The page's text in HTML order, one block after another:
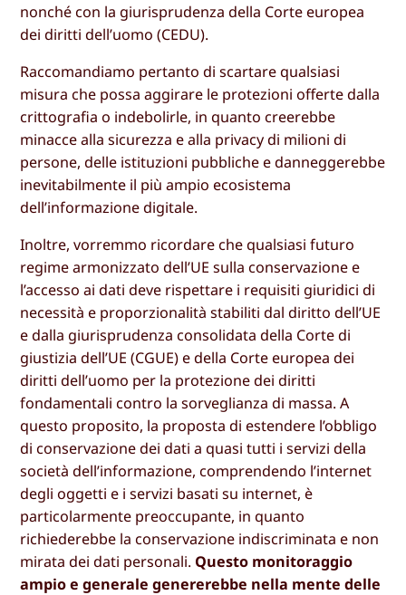
nonché con la giurisprudenza della Corte europea
dei diritti dell’uomo (CEDU).
Raccomandiamo pertanto di scartare qualsiasi
misura che possa aggirare le protezioni offerte dalla
crittografia o indebolirle, in quanto creerebbe
minacce alla sicurezza e alla privacy di milioni di
persone, delle istituzioni pubbliche e danneggerebbe
inevitabilmente il più ampio ecosistema
dell’informazione digitale.
Inoltre, vorremmo ricordare che qualsiasi futuro
regime armonizzato dell’UE sulla conservazione e
l’accesso ai dati deve rispettare i requisiti giuridici di
necessità e proporzionalità stabiliti dal diritto dell’UE
e dalla giurisprudenza consolidata della Corte di
giustizia dell’UE (CGUE) e della Corte europea dei
diritti dell’uomo per la protezione dei diritti
fondamentali contro la sorveglianza di massa. A
questo proposito, la proposta di estendere l’obbligo
di conservazione dei dati a quasi tutti i servizi della
società dell’informazione, comprendendo l’internet
degli oggetti e i servizi basati su internet, è
particolarmente preoccupante, in quanto
richiederebbe la conservazione indiscriminata e non
mirata dei dati personali. Questo monitoraggio
ampio e generale genererebbe nella mente delle